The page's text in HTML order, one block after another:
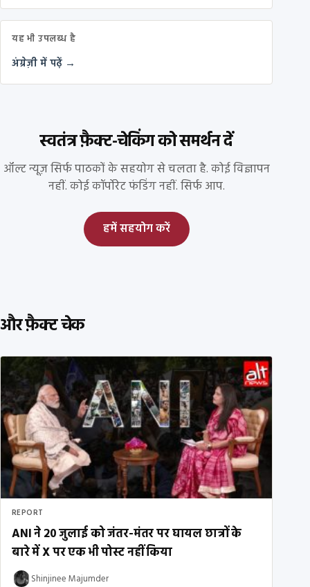
यह भी उपलब्ध है
अंग्रेज़ी में पढ़ें →
स्वतंत्र फ़ैक्ट-चेकिंग को समर्थन दें
ऑल्ट न्यूज़ सिर्फ पाठकों के सहयोग से चलता है. कोई विज्ञापन
नहीं. कोई कॉर्पोरेट फंडिंग नहीं. सिर्फ आप.
हमें सहयोग करें
और फ़ैक्ट चेक
REPORT
ANI ने 20 जुलाई को जंतर-मंतर पर घायल छात्रों के
बारे में X पर एक भी पोस्ट नहीं किया
Shinjinee Majumder